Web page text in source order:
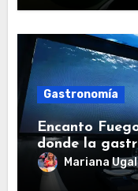
Gastronomía
Encanto
donde la
los sentidos
Mariana